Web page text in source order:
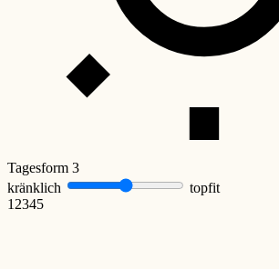
Tagesform 3
kränklich
topfit
1 2345